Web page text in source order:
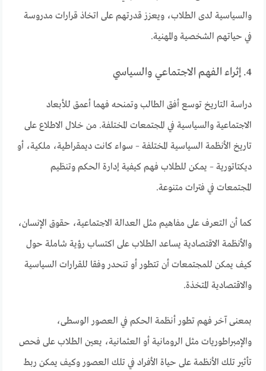
والسياسية لدى الطلاب، ويعزز قدرتهم على اتخاذ قرارات مدروسة
في حياتهم الشخصية والمهنية.
4. إثراء الفهم الاجتماعي والسياسي
دراسة التاريخ توسع أفق الطالب وتمنحه فهما أعمق للأبعاد
الاجتماعية والسياسية في المجتمعات المختلفة. من خلال الاطلاع على
تاريخ الأنظمة السياسية المختلفة – سواء كانت ديمقراطية، ملكية، أو
ديكتاتورية – يمكن للطلاب فهم كيفية إدارة الحكم وتنظيم
المجتمعات في فترات متنوعة.
كما أن التعرف على مفاهيم مثل العدالة الاجتماعية، حقوق الإنسان،
والأنظمة الاقتصادية يساعد الطلاب على اكتساب رؤية شاملة حول
كيف يمكن للمجتمعات أن تتطور أو تنحدر وفقا للقرارات السياسية
والاقتصادية المتخذة.
بمعنى آخر فهم تطور أنظمة الحكم في العصور الوسطى،
والإمبراطوريات مثل الرومانية أو العثمانية، يعين الطلاب على فحص
تأثير تلك الأنظمة على حياة الأفراد في تلك العصور وكيف يمكن ربط